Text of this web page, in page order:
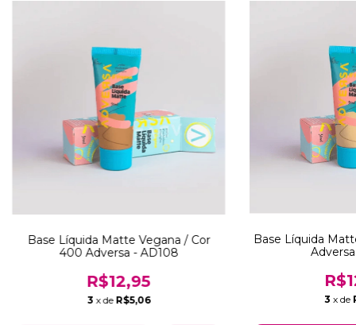
Base Líquida Matte Vegana / Cor
400 Adversa - AD108
R$12,95
3 x de R$5,06
Base Líquida
3 x de